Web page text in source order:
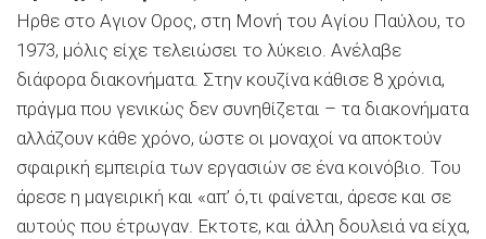
Ηρθε στο Αγιον Ορος, στη Μονή του Αγίου Παύλου, το
1973, μόλις είχε τελειώσει το λύκειο. Ανέλαβε
διάφορα διακονήματα. Στην κουζίνα κάθισε 8 χρόνια,
πράγμα που γενικώς δεν συνηθίζεται – τα διακονήματα
αλλάζουν κάθε χρόνο, ώστε οι μοναχοί να αποκτούν
σφαιρική εμπειρία των εργασιών σε ένα κοινόβιο. Του
άρεσε η μαγειρική και «απ’ ό,τι φαίνεται, άρεσε και σε
αυτούς που έτρωγαν. Εκτοτε, και άλλη δουλειά να είχα,